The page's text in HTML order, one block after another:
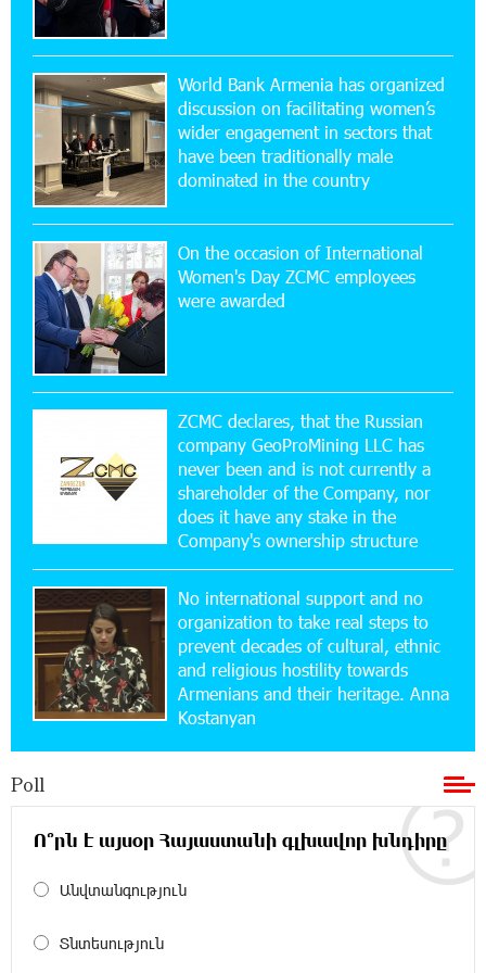
New Financial Skills at the Davidbek Games:
Idram&IDBank
17:52:52 20-07-2026
CashIn Services at AraratBank ATMs: Fast,
Simple, and Secure
16:29:04 20-07-2026
Ucom Sales and Service Center Reopens at 3/47
Yerevanyan Street in Yeghvard
tickets: Idram&IDBank
15:10:21 17-07-2026
Converse Bank Named Armenia’s Best Digital
Bank for Consumers by Euromoney
11:36:50 17-07-2026
Ucom and Microsoft Innovation Center Help
School Students Build Cybersecurity Skills
12:45:18 16-07-2026
Ucom Supports Installation of 10 kW Solar Plant
in Shenavan, Lori
Unibank to Raffle a Trip to Italy
World Bank Armenia has organized
discussion on facilitating women’s
wider engagement in sectors that
have been traditionally male
dominated in the country
On the occasion of International
Women's Day ZCMC employees
were awarded
ZCMC declares, that the Russian
company GeoProMining LLC has
never been and is not currently a
shareholder of the Company, nor
does it have any stake in the
Company's ownership structure
No international support and no
organization to take real steps to
prevent decades of cultural, ethnic
and religious hostility towards
Armenians and their heritage. Anna
Kostanyan
Poll
Ո՞րն է այսօր Հայաստանի գլխավոր խնդիրը
Անվտանգություն
Տնտեսություն